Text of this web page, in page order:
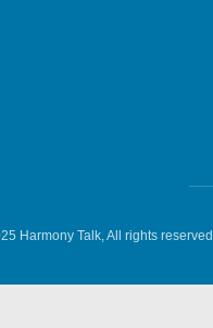
Harmony Talk, All rights reserved.